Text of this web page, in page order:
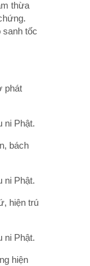
thừa
sanh tốc
phát
ni Phật.
bách
ni Phật.
hiện trú
ni Phật.
hiện